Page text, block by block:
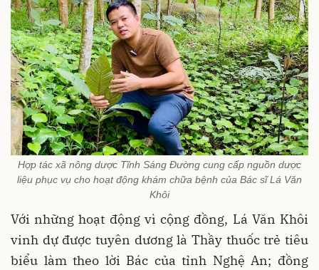
Hợp tác xã nông dược Tĩnh Sáng Đường cung cấp nguồn dược
liệu phục vụ cho hoạt động khám chữa bệnh của Bác sĩ Lá Văn
Khôi
Với những hoạt động vì cộng đồng, Lá Văn Khôi
vinh dự được tuyên dương là Thầy thuốc trẻ tiêu
biểu làm theo lời Bác của tỉnh Nghệ An; đồng